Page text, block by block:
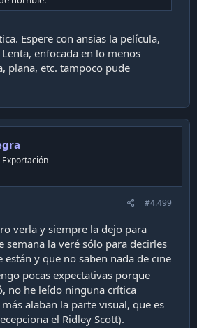
Espere con ansias la película,
enfocada en lo menos
plana, etc. tampoco pude
#4.499
verla y siempre la dejo para
semana la veré sólo para decirles
están y que no saben nada de cine
pocas expectativas porque
no he leído ninguna crítica
alaban la parte visual, que es
el Ridley Scott).